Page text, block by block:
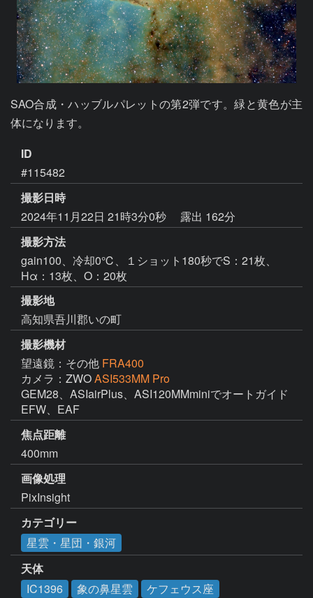
SAO合成・ハッブルパレットの第2弾です。緑と黄色が主
体になります。
ID
#115482
撮影日時
2024年11月22日 21時3分0秒
露出 162分
撮影方法
gain100、冷却0℃、１ショット180秒でS：21枚、
Hα：13枚、O：20枚
撮影地
高知県吾川郡いの町
撮影機材
望遠鏡：その他 FRA400
カメラ：ZWOASI533MM Pro
GEM28、ASIairPlus、ASI120MMminiでオートガイド
焦点距離
400mm
画像処理
PixInsight
カテゴリー
星雲・星団・銀河
天体
IC1396
象の鼻星雲 ケフェウス座